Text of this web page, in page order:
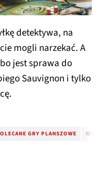
detektywa, na
mogli narzekać. A
jest sprawa do
Sauvignon i tylko
GRY PLANSZOWE